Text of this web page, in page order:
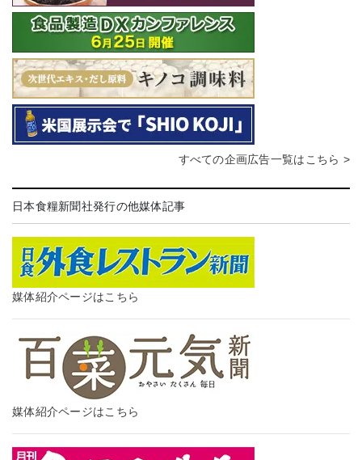
すべての企画広告一覧はこちら >
日本食糧新聞社発行の他媒体記事
媒体紹介ページはこちら
媒体紹介ページはこちら